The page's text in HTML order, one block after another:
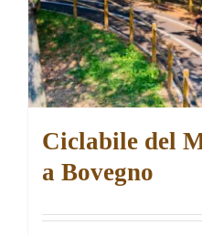
Ciclabile del
a Bovegno